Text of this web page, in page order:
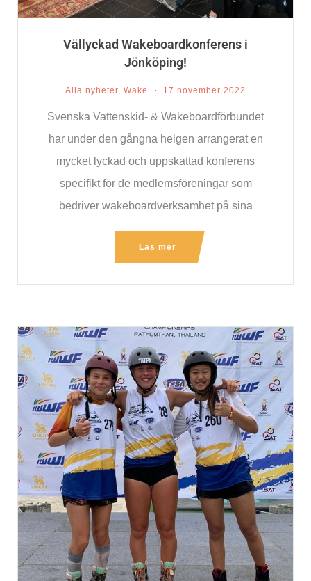
Vällyckad Wakeboardkonferens i
Jönköping!
Alla nyheter, Wake 17 november 2022
Svenska Vattenskid- & Wakeboardförbundet
har under den gångna helgen arrangerat en
mycket lyckad och uppskattad konferens
specifikt för de medlemsföreningar som
bedriver wakeboardverksamhet på sina
Läs mer